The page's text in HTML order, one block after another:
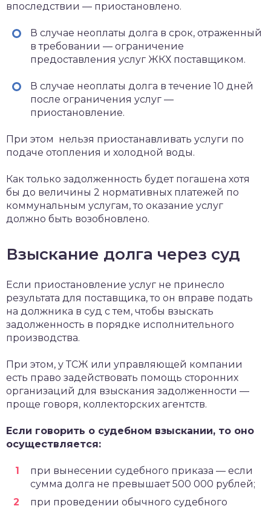
впоследствии — приостановлено.
В случае неоплаты долга в срок, отраженный
в требовании — ограничение
предоставления услуг ЖКХ поставщиком.
В случае неоплаты долга в течение 10 дней
после ограничения услуг —
приостановление.
При этом нельзя приостанавливать услуги по
подаче отопления и холодной воды.
Как только задолженность будет погашена хотя
бы до величины 2 нормативных платежей по
коммунальным услугам, то оказание услуг
должно быть возобновлено.
Взыскание долга через суд
Если приостановление услуг не принесло
результата для поставщика, то он вправе подать
на должника в суд с тем, чтобы взыскать
задолженность в порядке исполнительного
производства.
При этом, у ТСЖ или управляющей компании
есть право задействовать помощь сторонних
организаций для взыскания задолженности —
проще говоря, коллекторских агентств.
Если говорить о судебном взыскании, то оно
осуществляется:
при вынесении судебного приказа — если
сумма долга не превышает 500 000 рублей;
при проведении обычного судебного